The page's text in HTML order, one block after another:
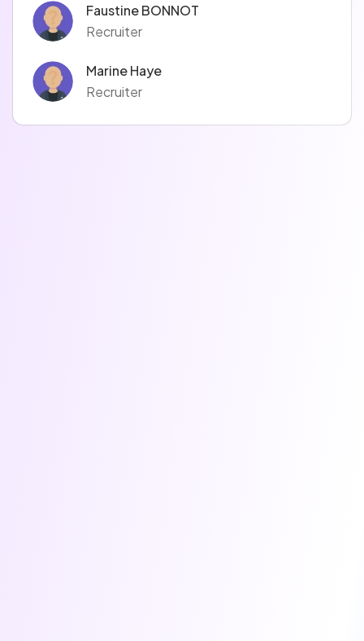
Faustine BONNOT
Recruiter
Marine Haye
Recruiter